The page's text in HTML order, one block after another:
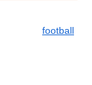
football